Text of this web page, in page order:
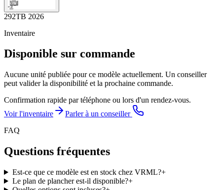
292TB 2026
Inventaire
Disponible sur commande
Aucune unité publiée pour ce modèle actuellement. Un conseiller
peut valider la disponibilité et la prochaine commande.
Confirmation rapide par téléphone ou lors d'un rendez-vous.
Voir l'inventaire
Parler à un conseiller
FAQ
Questions fréquentes
Est-ce que ce modèle est en stock chez VRML?+
Le plan de plancher est-il disponible?+